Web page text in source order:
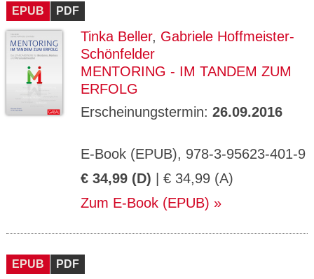
EPUB PDF
Tinka Beller, Gabriele Hoffmeister-
Schönfelder
MENTORING - IM TANDEM ZUM
ERFOLG
Erscheinungstermin: 26.09.2016
E-Book (EPUB), 978-3-95623-401-9
€ 34,99 (D) | € 34,99 (A)
Zum E-Book (EPUB)
EPUB PDF